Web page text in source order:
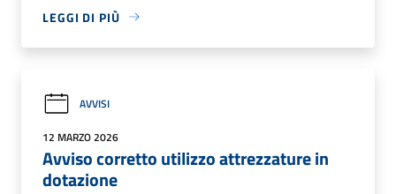
LEGGI DI PIÙ
AVVISI
12 MARZO 2026
Avviso corretto utilizzo attrezzature in
dotazione